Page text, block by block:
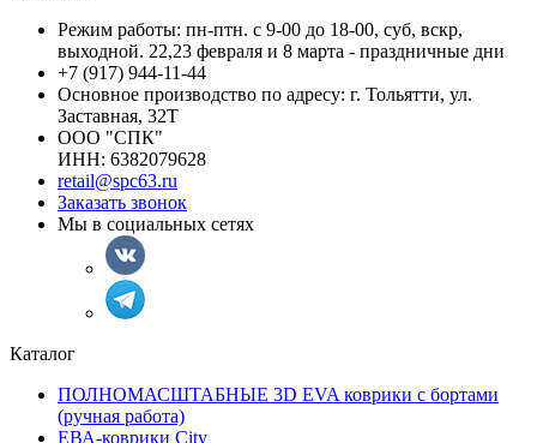
Режим работы: пн-птн. с 9-00 до 18-00, суб, вскр,
выходной. 22,23 февраля и 8 марта - праздничные дни
+7 (917) 944-11-44
Основное производство по адресу: г. Тольятти, ул.
Заставная, 32Т
ООО "СПК"
ИНН: 6382079628
retail@spc63.ru
Заказать звонок
Мы в социальных сетях
Каталог
ПОЛНОМАСШТАБНЫЕ 3D EVA коврики с бортами
(ручная работа)
ЕВА-коврики City